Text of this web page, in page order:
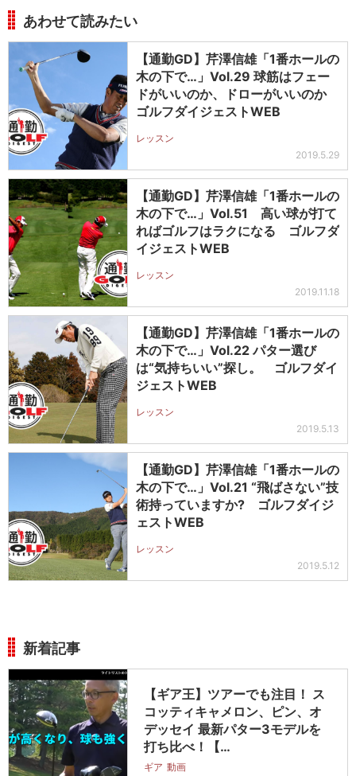
あわせて読みたい
【通勤GD】芹澤信雄「1番ホールの
木の下で…」Vol.29 球筋はフェー
ドがいいのか、ドローがいいのか
ゴルフダイジェストWEB
レッスン
2019.5.29
【通勤GD】芹澤信雄「1番ホールの
木の下で…」Vol.51 高い球が打て
ればゴルフはラクになる ゴルフダ
イジェストWEB
レッスン
2019.11.18
【通勤GD】芹澤信雄「1番ホールの
木の下で…」Vol.22 パター選び
は“気持ちいい”探し。 ゴルフダイ
ジェストWEB
レッスン
2019.5.13
【通勤GD】芹澤信雄「1番ホールの
木の下で…」Vol.21 “飛ばさない”技
術持っていますか? ゴルフダイジ
ェストWEB
レッスン
2019.5.12
新着記事
【ギア王】ツアーでも注目！ ス
コッティキャメロン、ピン、オ
デッセイ 最新パター3モデルを
打ち比べ！【…
ギア 動画